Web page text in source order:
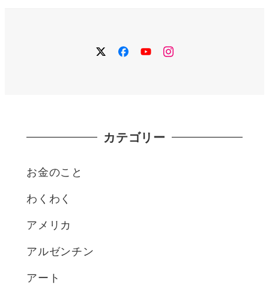
twitterfacebook
YouTubeinstagram
カテゴリー
お金のこと
わくわく
アメリカ
アルゼンチン
アート